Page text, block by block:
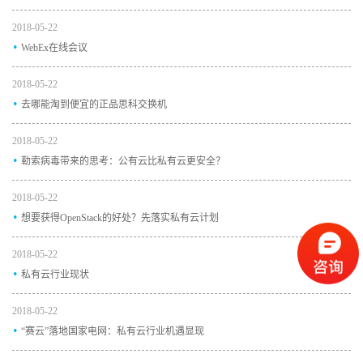
2018-05-22
. WebEx在线会议
2018-05-22
. 去哪能淘到便宜的正品思科交换机
2018-05-22
. 勒索病毒带来的思考：公有云比私有云更安全？
2018-05-22
. 想要获得OpenStack的好处？先落实私有云计划
2018-05-22
. 私有云行业现状
2018-05-22
. “赛云”落地国家电网：私有云行业机遇显现